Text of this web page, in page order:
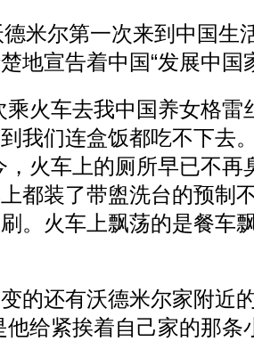
米尔第一次来到中国生
地宣告着中国“发展中国
乘火车去我中国养女格雷
到我们连盒饭都吃不下去
，火车上的厕所早已不再
都装了带盥洗台的预制
。火车上飘荡的是餐车
的还有沃德米尔家附近
给紧挨着自己家的那条